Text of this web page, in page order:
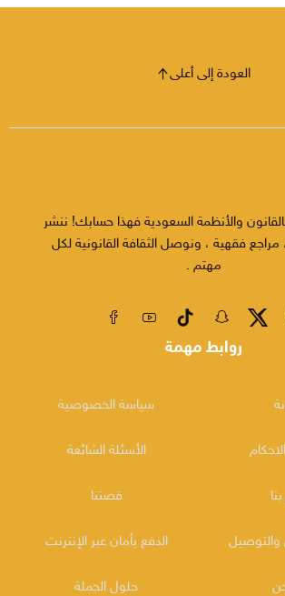
العودة إلى أعلى
والأنظمة السعودية فهذا حسابك! ننشر
مراجع فقهية ، ونوصل الثقافة القانونية لكل
مهتم .
روابط مهمة
سياسة الخصوصية
الأسئلة الشائعة
قصتنا
الدفع بأمان عبر الإنترنت
حلول الجملة